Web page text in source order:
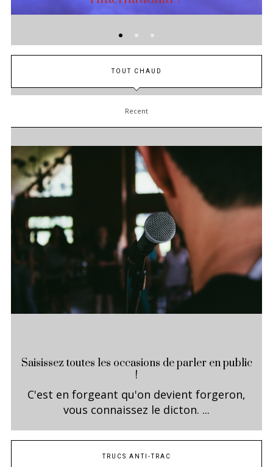
TOUT CHAUD
Recent
Saisissez toutes les occasions de parler en public
!
C'est en forgeant qu'on devient forgeron,
vous connaissez le dicton. ...
TRUCS ANTI-TRAC